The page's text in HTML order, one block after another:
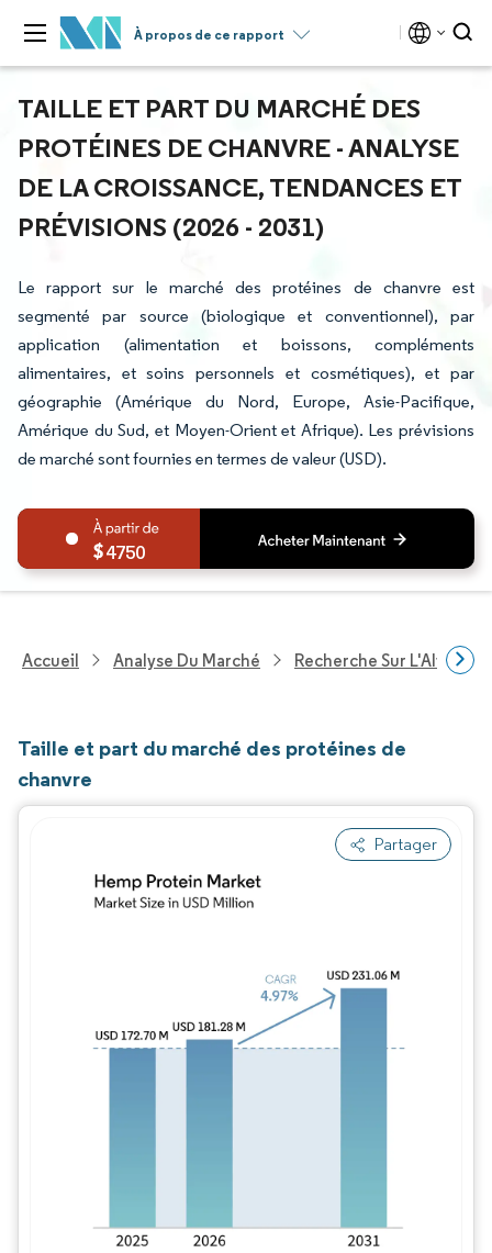
À propos de ce rapport
TAILLE ET PART DU MARCHÉ DES
PROTÉINES DE CHANVRE - ANALYSE
DE LA CROISSANCE, TENDANCES ET
PRÉVISIONS (2026 - 2031)
Le rapport sur le marché des protéines de chanvre est
segmenté par source (biologique et conventionnel), par
application (alimentation et boissons, compléments
alimentaires, et soins personnels et cosmétiques), et par
géographie (Amérique du Nord, Europe, Asie-Pacifique,
Amérique du Sud, et Moyen-Orient et Afrique). Les prévisions
de marché sont fournies en termes de valeur (USD).
4750
Accueil Analyse Du Marché Recherche Sur
Taille et part du marché des protéines de
chanvre
Partager